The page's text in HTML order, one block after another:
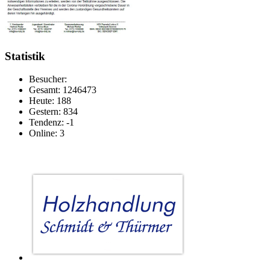
Statistik
Besucher:
Gesamt: 1246473
Heute: 188
Gestern: 834
Tendenz: -1
Online: 3